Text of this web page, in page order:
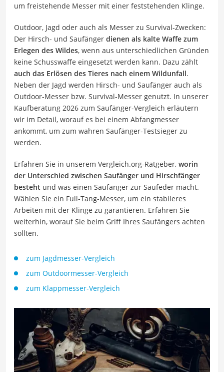
um freistehende Messer mit einer feststehenden Klinge.
Outdoor, Jagd oder auch als Messer zu Survival-Zwecken:
Der Hirsch- und Saufänger dienen als kalte Waffe zum
Erlegen des Wildes, wenn aus unterschiedlichen Gründen
keine Schusswaffe eingesetzt werden kann. Dazu zählt
auch das Erlösen des Tieres nach einem Wildunfall.
Neben der Jagd werden Hirsch- und Saufänger auch als
Outdoor-Messer bzw. Survival-Messer genutzt. In unserer
Kaufberatung 2026 zum Saufänger-Vergleich erläutern
wir im Detail, worauf es bei einem Abfangmesser
ankommt, um zum wahren Saufänger-Testsieger zu
werden.
Erfahren Sie in unserem Vergleich.org-Ratgeber, worin
der Unterschied zwischen Saufänger und Hirschfänger
besteht und was einen Saufänger zur Saufeder macht.
Wählen Sie ein Full-Tang-Messer, um ein stabileres
Arbeiten mit der Klinge zu garantieren. Erfahren Sie
weiterhin, worauf Sie beim Griff Ihres Saufängers achten
sollten.
zum Jagdmesser-Vergleich
zum Outdoormesser-Vergleich
zum Klappmesser-Vergleich